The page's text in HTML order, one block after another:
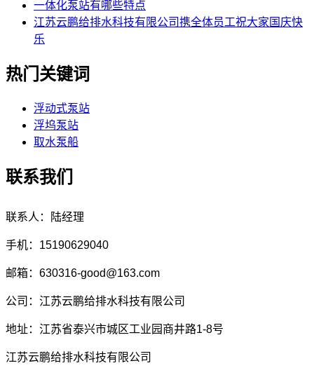
一体化泵站有哪些特点
江苏云鹏给排水科技有限公司携全体员工祝大家国庆快
乐
热门关键词
浮动式泵站
浮坞泵站
取水泵船
联系我们
联系人：陆经理
手机：15190629040
邮箱：630316-good@163.com
公司：江苏云鹏给排水科技有限公司
地址：江苏省泰兴市城区工业园商井路1-8号
江苏云鹏给排水科技有限公司